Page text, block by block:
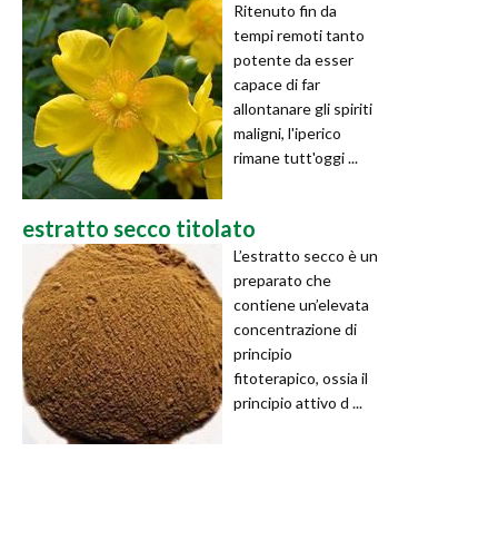
Ritenuto fin da
tempi remoti tanto
potente da esser
capace di far
allontanare gli spiriti
maligni, l'iperico
rimane tutt'oggi ...
estratto secco titolato
L’estratto secco è un
preparato che
contiene un’elevata
concentrazione di
principio
fitoterapico, ossia il
principio attivo d ...